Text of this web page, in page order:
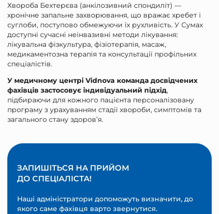
Хвороба Бехтерєва (анкілозивний спондиліт) —
хронічне запальне захворювання, що вражає хребет і
суглоби, поступово обмежуючи їх рухливість. У Сумах
доступні сучасні неінвазивні методи лікування:
лікувальна фізкультура, фізіотерапія, масаж,
медикаментозна терапія та консультації профільних
спеціалістів.
У медичному центрі Vidnova команда досвідчених
фахівців застосовує індивідуальний підхід,
підбираючи для кожного пацієнта персоналізовану
програму з урахуванням стадії хвороби, симптомів та
загального стану здоров’я.
ЗАПИШІТЬСЯ НА ПРИЙОМ
ДО СПЕЦІАЛІСТА!
Наші адміністратори допоможуть визначити, до
якого саме фахівця варто звернутися.